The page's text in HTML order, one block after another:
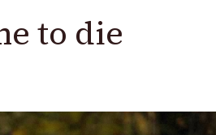
to die